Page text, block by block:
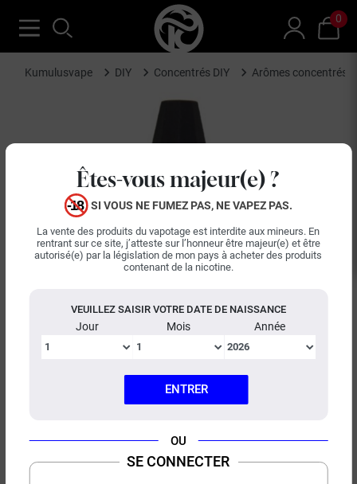
Êtes-vous majeur(e) ?
SI VOUS NE FUMEZ PAS, NE VAPEZ PAS.
La vente des produits du vapotage est interdite aux mineurs. En
rentrant sur ce site, j’atteste sur l’honneur être majeur(e) et être
autorisé(e) par la législation de mon pays à acheter des produits
contenant de la nicotine.
VEUILLEZ SAISIR VOTRE DATE DE NAISSANCE
Jour Mois Année
ENTRER
OU
SE CONNECTER
0
Kumulusvape DIY Concentrés DIY Arômes concentrés
CONCENTRÉ SHIVA GREEN